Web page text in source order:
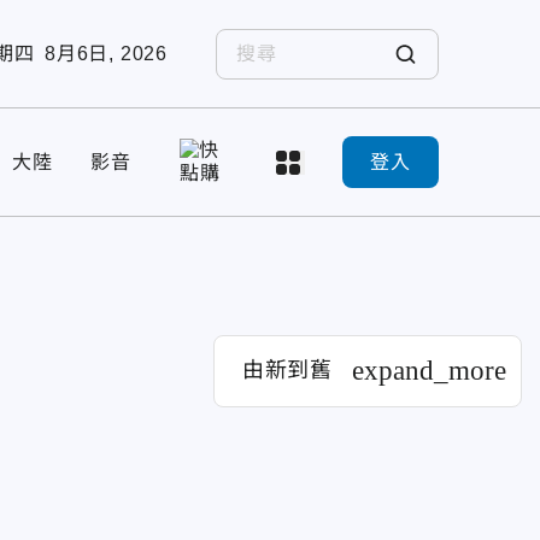
四 8月6日, 2026
大陸 影音 登入
由新到舊 expand_more